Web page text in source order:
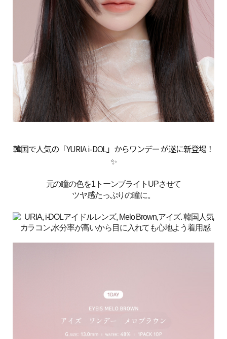
韓国で人気の「YURIA i-DOL」からワンデー が遂に新登場！
✨
元の瞳の色を1トーンブライトUPさせて
ツヤ感たっぷりの瞳に。